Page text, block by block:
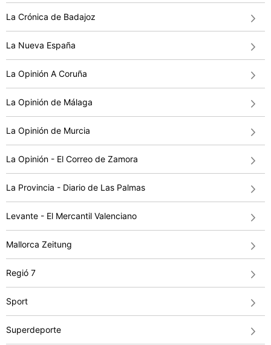
La Crónica de Badajoz
La Nueva España
La Opinión A Coruña
La Opinión de Málaga
La Opinión de Murcia
La Opinión - El Correo de Zamora
La Provincia - Diario de Las Palmas
Levante - El Mercantil Valenciano
Mallorca Zeitung
Regió 7
Sport
Superdeporte